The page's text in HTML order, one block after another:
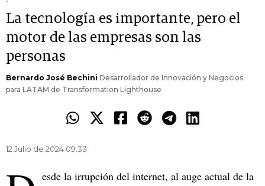
La tecnología es importante, pero el
motor de las empresas son las
personas
Bernardo José Bechini Desarrollador de Innovación y Negocios
para LATAM de Transformation Lighthouse
12 Julio de 2024 09.33
esde la irrupción del internet, al auge actual de la